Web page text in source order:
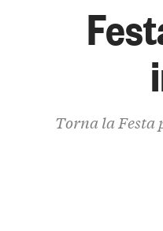
Torna la Festa